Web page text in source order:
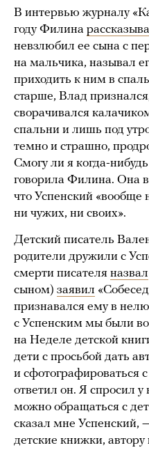
В интервью журналу
году Филина
невзлюбил ее сына с
на мальчика, называл
приходить к ним в
старше, Влад
сворачивался
спальни и лишь под
темно и страшно,
Смогу ли я когда-
говорила Филина. Она
что Успенский
ни чужих, ни своих».
Детский писатель
родители дружили с
смерти писателя назвал
сыном) заявил
признавался ему в
с Успенским мы были
на Неделе детской
дети с просьбой дать
и сфотографироваться
ответил он. Я спросил у
можно обращаться с
сказал мне Успенский,
детские книжки, автору